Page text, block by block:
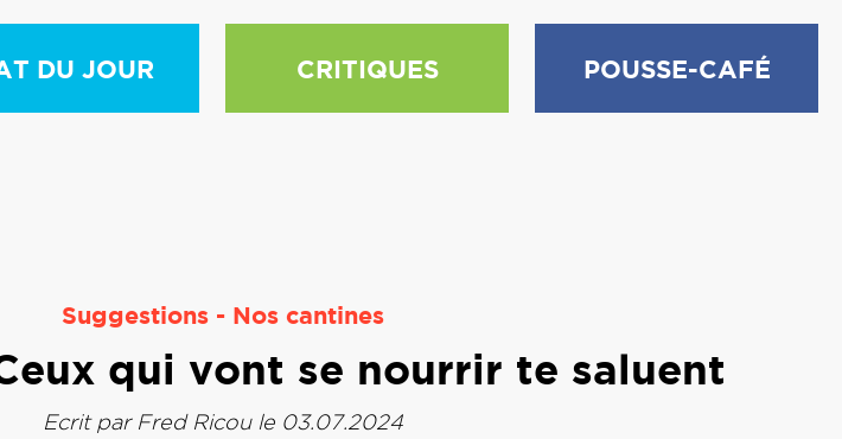
DU JOUR CRITIQUES POUSSE-CAFÉ
Suggestions - Nos cantines
qui vont se nourrir te saluent
Ecrit par Fred Ricoule 03.07.2024